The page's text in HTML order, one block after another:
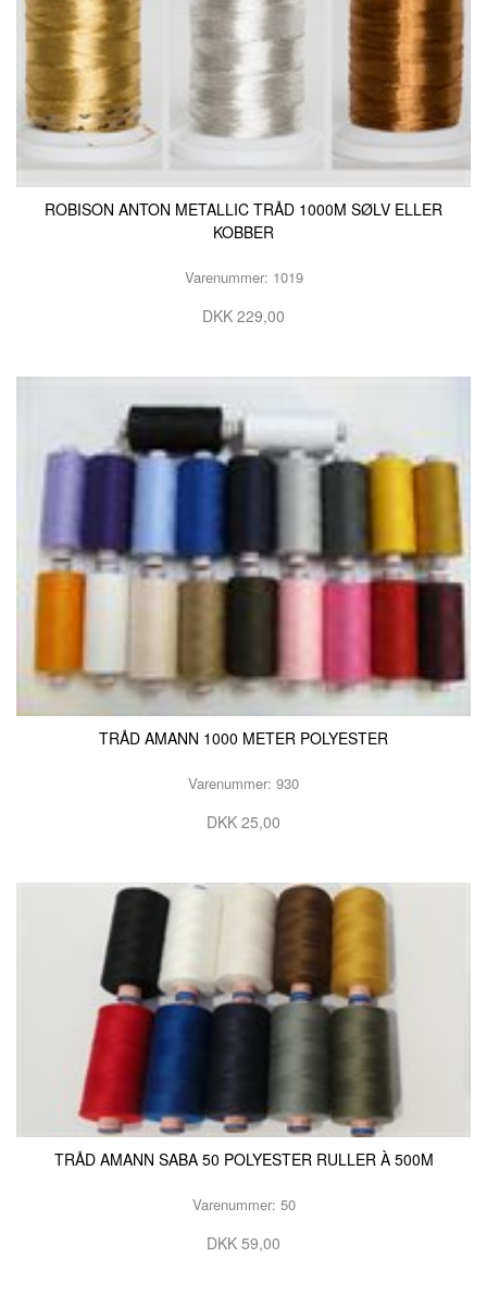
ROBISON ANTON METALLIC TRÅD 1000M SØLV ELLER
KOBBER
Varenummer: 1019
DKK 229,00
TRÅD AMANN 1000 METER POLYESTER
Varenummer: 930
DKK 25,00
TRÅD AMANN SABA 50 POLYESTER RULLER À 500M
Varenummer: 50
DKK 59,00